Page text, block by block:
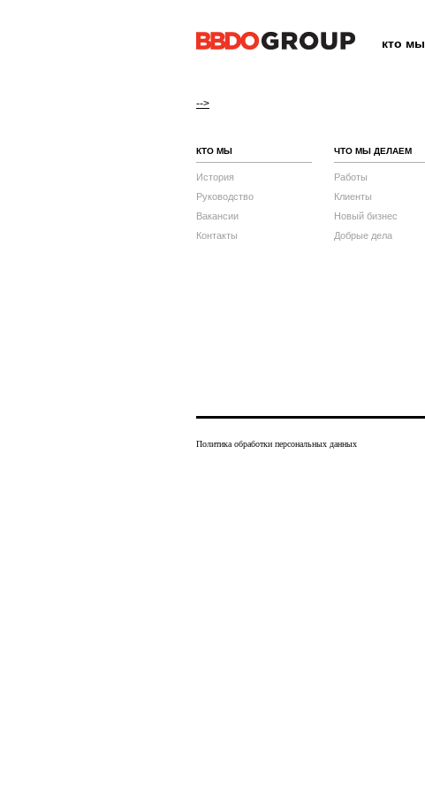
кто мы
-->
КТО МЫ
История
Руководство
Вакансии
Контакты
ЧТО МЫ ДЕЛАЕМ
Работы
Клиенты
Новый бизнес
Добрые дела
Политика обработки персональных данных